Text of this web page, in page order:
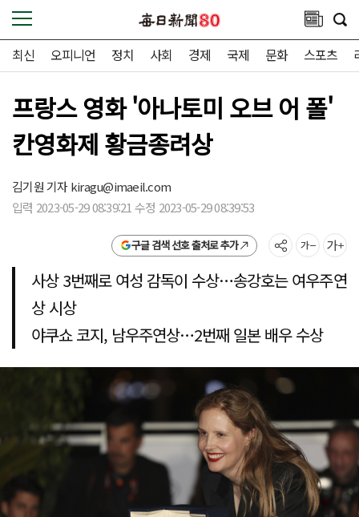
최신 오피니언 정치 사회 경제 국제 문화 스포츠
프랑스 영화 '아나토미 오브 어 폴'
칸영화제 황금종려상
김기원 기자kiragu@imaeil.com
입력 2023-05-29 08:39:21 수정 2023-05-29 08:39:53
구글 검색 선호 출처로 추가
사상 3번째로 여성 감독이 수상…송강호는 여우주연
상 시상
야쿠쇼 코지, 남우주연상…2번째 일본 배우 수상